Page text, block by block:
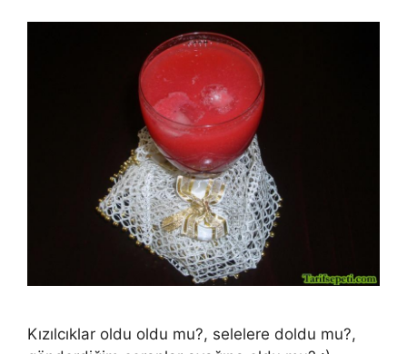
Kızılcıklar oldu oldu mu?, selelere doldu mu?,